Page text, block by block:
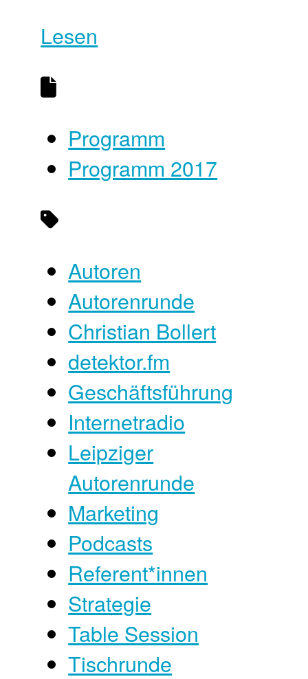
Lesen
Programm
Programm 2017
Autoren
Autorenrunde
Christian Bollert
detektor.fm
Geschäftsführung
Internetradio
Leipziger
Autorenrunde
Marketing
Podcasts
Referent*innen
Strategie
Table Session
Tischrunde